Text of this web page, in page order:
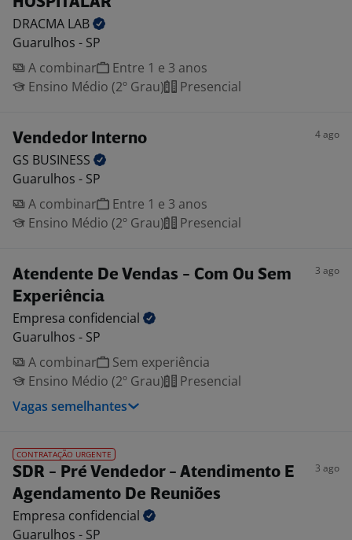
DRACMA LAB
Guarulhos - SP
A combinar
Entre 1 e 3 anos
Ensino Médio (2º Grau)
Presencial
Vendedor Interno 4 ago
GS BUSINESS
Guarulhos - SP
A combinar
Entre 1 e 3 anos
Ensino Médio (2º Grau)
Presencial
Atendente De Vendas - Com Ou Sem
Experiência
3 ago
Empresa confidencial
Guarulhos - SP
A combinar
Sem experiência
Ensino Médio (2º Grau)
Presencial
Vagas semelhantes
CONTRATAÇÃO URGENTE
SDR - Pré Vendedor - Atendimento E
Agendamento De Reuniões
3 ago
Empresa confidencial
Guarulhos - SP